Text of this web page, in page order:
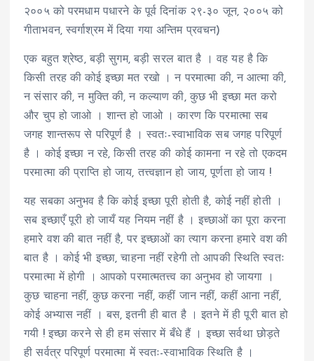
२००५ को परमधाम पधारने के पूर्व दिनांक २९-३० जून, २००५ को
गीताभवन, स्वर्गाश्रम में दिया गया अन्तिम प्रवचन)
एक बहुत श्रेष्ठ, बड़ी सुगम, बड़ी सरल बात है । वह यह है कि
किसी तरह की कोई इच्छा मत रखो । न परमात्मा की, न आत्मा की,
न संसार की, न मुक्ति की, न कल्याण की, कुछ भी इच्छा मत करो
और चुप हो जाओ । शान्त हो जाओ । कारण कि परमात्मा सब
जगह शान्तरूप से परिपूर्ण है । स्वतः-स्वाभाविक सब जगह परिपूर्ण
है । कोई इच्छा न रहे, किसी तरह की कोई कामना न रहे तो एकदम
परमात्मा की प्राप्ति हो जाय, तत्त्वज्ञान हो जाय, पूर्णता हो जाय !
यह सबका अनुभव है कि कोई इच्छा पूरी होती है, कोई नहीं होती ।
सब इच्छाएँ पूरी हो जायँ यह नियम नहीं है । इच्छाओं का पूरा करना
हमारे वश की बात नहीं है, पर इच्छाओं का त्याग करना हमारे वश की
बात है । कोई भी इच्छा, चाहना नहीं रहेगी तो आपकी स्थिति स्वतः
परमात्मा में होगी । आपको परमात्मतत्त्व का अनुभव हो जायगा ।
कुछ चाहना नहीं, कुछ करना नहीं, कहीं जान नहीं, कहीं आना नहीं,
कोई अभ्यास नहीं । बस, इतनी ही बात है । इतने में ही पूरी बात हो
गयी ! इच्छा करने से ही हम संसार में बँधे हैं । इच्छा सर्वथा छोड़ते
ही सर्वत्र परिपूर्ण परमात्मा में स्वतः-स्वाभाविक स्थिति है ।